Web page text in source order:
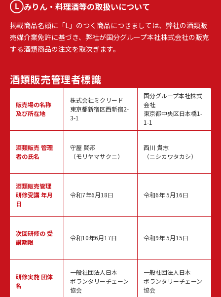
みりん・料理酒等の取扱いについて
掲載商品名頭に「L」のつく商品につきましては、弊社の酒類販
売媒介業免許に基づき、弊社が国分グループ本社株式会社の販売
する酒類商品の注文を取次ぎます。
酒類販売管理者標識
販売場の名称
及び所在地
酒類販売管理
者の氏名
酒類販売管理
研修受講 年月
日
次回研修の受
講期限
研修実施 団体
名
株式会社ミクリード
東京都新宿区西新宿2-
3-1
守屋 賢邦
（モリヤマサクニ）
令和7年6月18日
令和10年6月17日
一般社団法人日本
ボランタリーチェーン
協会
国分グループ本社株式
会社
東京都中央区日本橋1-
1-1
西川 貴志
（ニシカワタカシ）
令和6年 5月16日
令和9年 5月15日
一般社団法人日本
ボランタリーチェーン
協会